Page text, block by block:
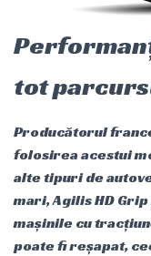
tot
Producătorul
folosirea acestui
alte tipuri de
mari, Agilis HD
mașinile cu
poate fi reșapat,